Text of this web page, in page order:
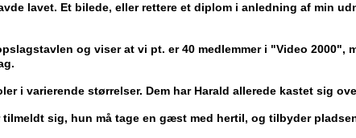
lavet. Et bilede, eller rettere et diplom i anledning af min
og viser at vi pt. er 40 medlemmer i "Video 2000",
i varierende størrelser. Dem har Harald allerede kastet sig
sig, hun må tage en gæst med hertil, og tilbyder